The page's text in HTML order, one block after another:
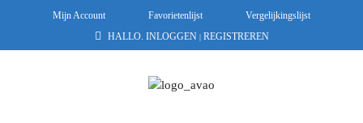
Mijn Account Favorietenlijst
Vergelijkingslijst
HALLO. INLOGGEN | REGISTREREN